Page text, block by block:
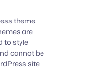
theme.
are
to style
cannot be
site